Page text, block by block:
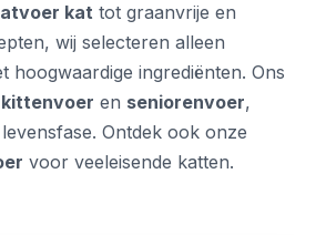
kat tot graanvrije en
wij selecteren alleen
hoogwaardige ingrediënten. Ons
kittenvoer en seniorenvoer,
Ontdek ook onze
voor veeleisende katten.